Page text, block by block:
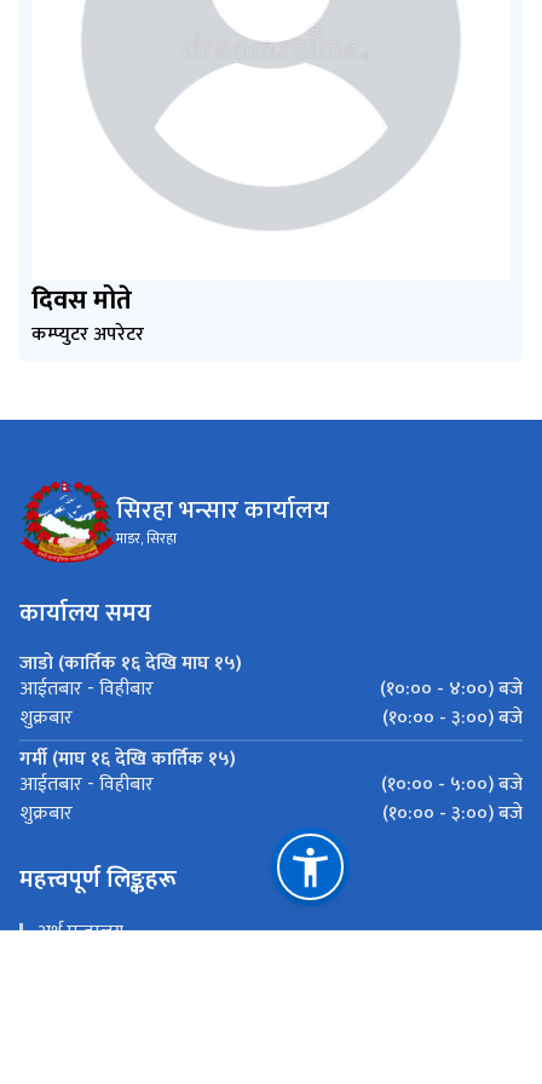
दिवस मोते
कम्प्युटर अपरेटर
सिरहा भन्सार कार्यालय
माडर, सिरहा
कार्यालय समय
जाडो (कार्तिक १६ देखि माघ १५)
आईतबार - विहीबार
(१०:०० - ४:००) बजे
शुक्रबार
(१०:०० - ३:००) बजे
गर्मी (माघ १६ देखि कार्तिक १५)
आईतबार - विहीबार
(१०:०० - ५:००) बजे
शुक्रबार
(१०:०० - ३:००) बजे
महत्त्वपूर्ण लिङ्कहरू
अर्थ मन्त्रालय